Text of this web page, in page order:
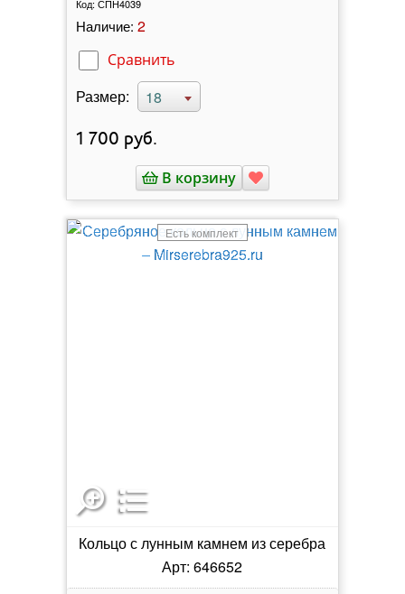
Код: СПН4039
Наличие: 2
Сравнить
Размер: 18
1 700 руб.
В корзину
Есть комплект
Кольцо с лунным камнем из серебра
Арт: 646652